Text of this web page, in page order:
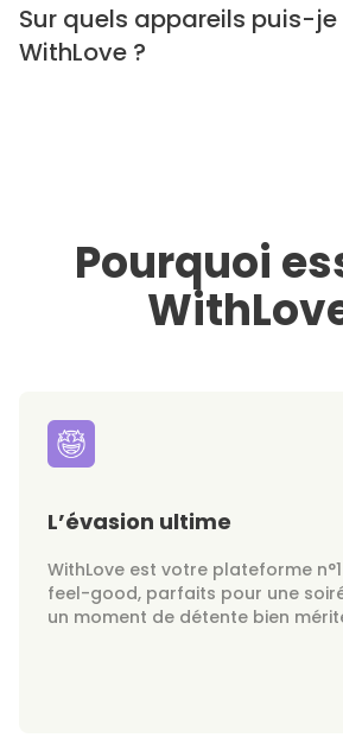
Sur quels appareils puis-
WithLove ?
Pourquoi
L’évasion ultime
WithLove est votre plateforme
feel-good, parfaits pour une
un moment de détente bien